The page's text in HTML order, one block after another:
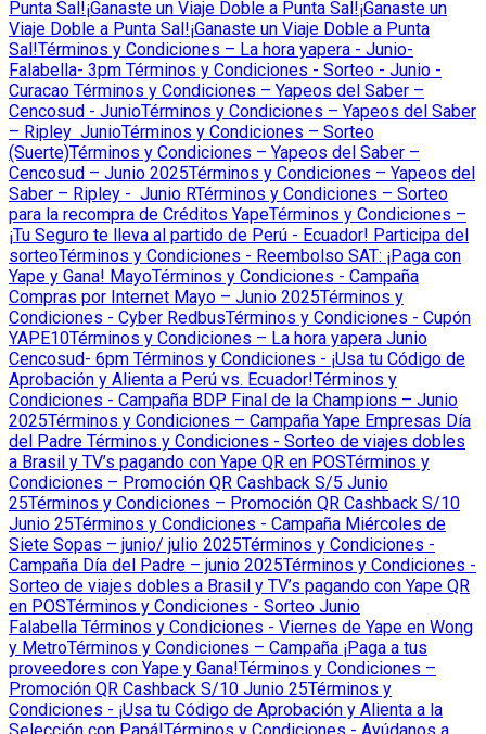
Punta Sal!¡Ganaste un Viaje Doble a Punta Sal!¡Ganaste un
Viaje Doble a Punta Sal!¡Ganaste un Viaje Doble a Punta
Sal!Términos y Condiciones – La hora yapera - Junio-
Falabella- 3pm Términos y Condiciones - Sorteo - Junio -
Curacao Términos y Condiciones – Yapeos del Saber –
Cencosud - JunioTérminos y Condiciones – Yapeos del Saber
– Ripley JunioTérminos y Condiciones – Sorteo
(Suerte)Términos y Condiciones – Yapeos del Saber –
Cencosud – Junio 2025Términos y Condiciones – Yapeos del
Saber – Ripley - Junio RTérminos y Condiciones – Sorteo
para la recompra de Créditos YapeTérminos y Condiciones –
¡Tu Seguro te lleva al partido de Perú - Ecuador! Participa del
sorteoTérminos y Condiciones - Reembolso SAT: ¡Paga con
Yape y Gana! MayoTérminos y Condiciones - Campaña
Compras por Internet Mayo – Junio 2025Términos y
Condiciones - Cyber RedbusTérminos y Condiciones - Cupón
YAPE10Términos y Condiciones – La hora yapera Junio
Cencosud- 6pm Términos y Condiciones - ¡Usa tu Código de
Aprobación y Alienta a Perú vs. Ecuador!Términos y
Condiciones - Campaña BDP Final de la Champions – Junio
2025Términos y Condiciones – Campaña Yape Empresas Día
del Padre Términos y Condiciones - Sorteo de viajes dobles
a Brasil y TV’s pagando con Yape QR en POSTérminos y
Condiciones – Promoción QR Cashback S/5 Junio
25Términos y Condiciones – Promoción QR Cashback S/10
Junio 25Términos y Condiciones - Campaña Miércoles de
Siete Sopas – junio/ julio 2025Términos y Condiciones -
Campaña Día del Padre – junio 2025Términos y Condiciones -
Sorteo de viajes dobles a Brasil y TV’s pagando con Yape QR
en POSTérminos y Condiciones - Sorteo Junio
Falabella Términos y Condiciones - Viernes de Yape en Wong
y MetroTérminos y Condiciones – Campaña ¡Paga a tus
proveedores con Yape y Gana!Términos y Condiciones –
Promoción QR Cashback S/10 Junio 25Términos y
Condiciones - ¡Usa tu Código de Aprobación y Alienta a la